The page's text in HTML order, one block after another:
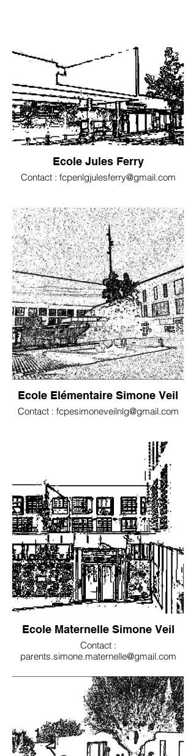
Ecole Jules Ferry
Contact : fcpenlgjulesferry@gmail.com
Ecole Elémentaire Simone Veil
Contact : fcpesimoneveilnlg@gmail.com
Ecole Maternelle Simone Veil
Contact :
parents.simone.maternelle@gmail.com